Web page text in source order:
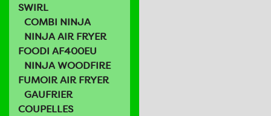
SWIRL
COMBI NINJA
NINJA AIR FRYER
FOODI AF400EU
NINJA WOODFIRE
FUMOIR AIR FRYER
GAUFRIER
COUPELLES